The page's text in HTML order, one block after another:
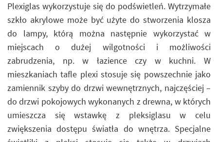
Plexiglas wykorzystuje się do podświetleń. Wytrzymałe
szkło akrylowe może być użyte do stworzenia klosza
do lampy, którą można następnie wykorzystać w
miejscach o dużej wilgotności i możliwości
zabrudzenia, np. w łazience czy w kuchni. W
mieszkaniach tafle plexi stosuje się powszechnie jako
zamiennik szyby do drzwi wewnętrznych, najczęściej –
do drzwi pokojowych wykonanych z drewna, w których
umieszcza się wstawkę z pleksiglasu w celu
zwiększenia dostępu światła do wnętrza. Specjalne